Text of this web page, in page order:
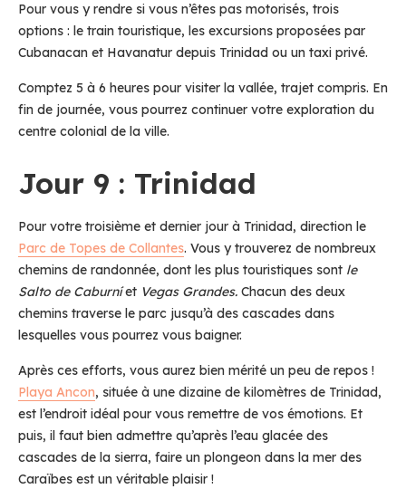
Pour vous y rendre si vous n’êtes pas motorisés, trois
options : le train touristique, les excursions proposées par
Cubanacan et Havanatur depuis Trinidad ou un taxi privé.
Comptez 5 à 6 heures pour visiter la vallée, trajet compris. En
fin de journée, vous pourrez continuer votre exploration du
centre colonial de la ville.
Jour 9 : Trinidad
Pour votre troisième et dernier jour à Trinidad, direction le
Parc de Topes de Collantes. Vous y trouverez de nombreux
chemins de randonnée, dont les plus touristiques sont le
Salto de Caburníet Vegas Grandes. Chacun des deux
chemins traverse le parc jusqu’à des cascades dans
lesquelles vous pourrez vous baigner.
Après ces efforts, vous aurez bien mérité un peu de repos !
Playa Ancon, située à une dizaine de kilomètres de Trinidad,
est l’endroit idéal pour vous remettre de vos émotions. Et
puis, il faut bien admettre qu’après l’eau glacée des
cascades de la sierra, faire un plongeon dans la mer des
Caraïbes est un véritable plaisir !